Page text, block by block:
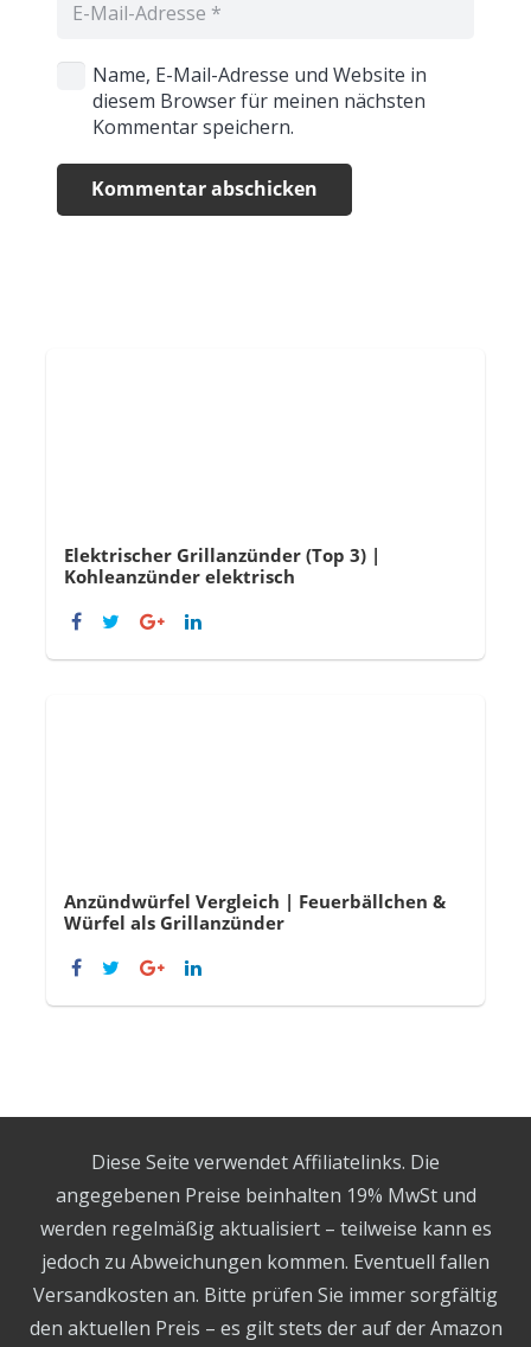
Name, E-Mail-Adresse und Website in
diesem Browser für meinen nächsten
Kommentar speichern.
Kommentar abschicken
Elektrischer Grillanzünder (Top 3) |
Kohleanzünder elektrisch
Anzündwürfel Vergleich | Feuerbällchen &
Würfel als Grillanzünder
Diese Seite verwendet Affiliatelinks. Die
angegebenen Preise beinhalten 19% MwSt und
werden regelmäßig aktualisiert – teilweise kann es
jedoch zu Abweichungen kommen. Eventuell fallen
Versandkosten an. Bitte prüfen Sie immer sorgfältig
den aktuellen Preis – es gilt stets der auf der Amazon